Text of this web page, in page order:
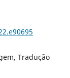
Tradução